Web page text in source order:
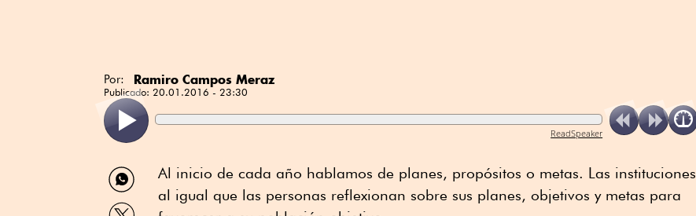
Por: Ramiro Campos Meraz
Publicado: 20.01.2016 - 23:30
ReadSpeaker
Compartir
por
WhatsApp
Compartir
Al inicio de cada año hablamos de planes, propósitos o metas. Las instituciones
al igual que las personas reflexionan sobre sus planes, objetivos y metas para